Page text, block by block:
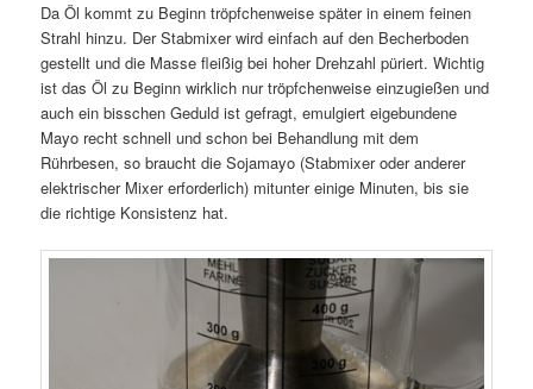
Da Öl kommt zu Beginn tröpfchenweise später in einem feinen
Strahl hinzu. Der Stabmixer wird einfach auf den Becherboden
gestellt und die Masse fleißig bei hoher Drehzahl püriert. Wichtig
ist das Öl zu Beginn wirklich nur tröpfchenweise einzugießen und
auch ein bisschen Geduld ist gefragt, emulgiert eigebundene
Mayo recht schnell und schon bei Behandlung mit dem
Rührbesen, so braucht die Sojamayo (Stabmixer oder anderer
elektrischer Mixer erforderlich) mitunter einige Minuten, bis sie
die richtige Konsistenz hat.